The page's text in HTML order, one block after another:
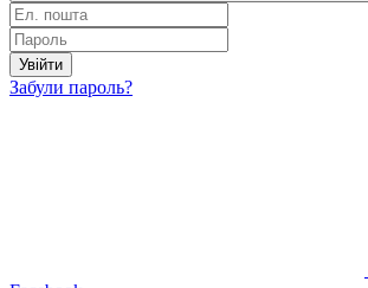
Увійти
Забули пароль?